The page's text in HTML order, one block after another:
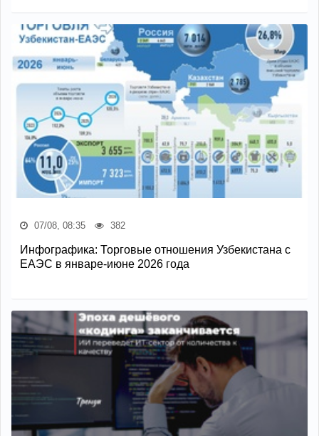
07/08, 08:35 382
Инфографика: Торговые отношения Узбекистана с
ЕАЭС в январе-июне 2026 года